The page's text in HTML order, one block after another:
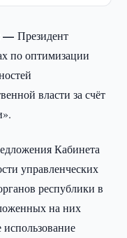
—Президент
по оптимизации
власти за счёт
Кабинета
управленческих
республики в
на них